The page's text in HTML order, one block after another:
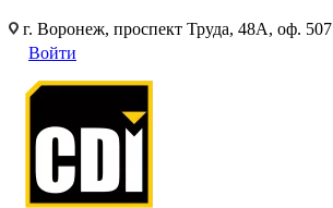
г. Воронеж, проспект Труда, 48А, оф. 507
Войти